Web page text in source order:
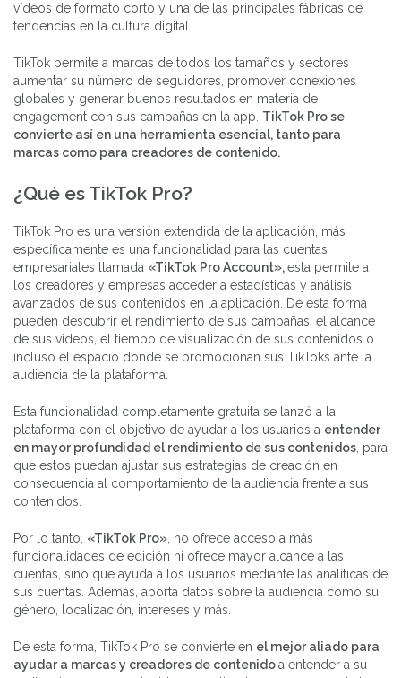
vídeos de formato corto y una de las principales fábricas de
tendencias en la cultura digital.
TikTok permite a marcas de todos los tamaños y sectores
aumentar su número de seguidores, promover conexiones
globales y generar buenos resultados en materia de
engagement con sus campañas en la app. TikTok Pro se
convierte así en una herramienta esencial, tanto para
marcas como para creadores de contenido.
¿Qué es TikTok Pro?
TikTok Pro es una versión extendida de la aplicación, más
específicamente es una funcionalidad para las cuentas
empresariales llamada «TikTok Pro Account»,esta permite a
los creadores y empresas acceder a estadísticas y análisis
avanzados de sus contenidos en la aplicación. De esta forma
pueden descubrir el rendimiento de sus campañas, el alcance
de sus videos, el tiempo de visualización de sus contenidos o
incluso el espacio donde se promocionan sus TikToks ante la
audiencia de la plataforma.
Esta funcionalidad completamente gratuita se lanzó a la
plataforma con el objetivo de ayudar a los usuarios a entender
en mayor profundidad el rendimiento de sus contenidos, para
que estos puedan ajustar sus estrategias de creación en
consecuencia al comportamiento de la audiencia frente a sus
contenidos.
Por lo tanto, «TikTok Pro», no ofrece acceso a más
funcionalidades de edición ni ofrece mayor alcance a las
cuentas, sino que ayuda a los usuarios mediante las analíticas de
sus cuentas. Además, aporta datos sobre la audiencia como su
género, localización, intereses y más.
De esta forma, TikTok Pro se convierte en el mejor aliado para
ayudar a marcas y creadores de contenidoa entender a su